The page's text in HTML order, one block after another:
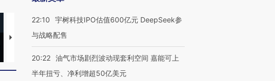
视线｜HYROX的吸金
术：是什么让中产们甘
心“花钱找虐”？
粒摇头丸 尿检体内含3种
毒品
度Z世代 用街头抗争将教
育部长拱下台
22:10
宇树科技IPO估值600亿元 DeepSeek参
与战略配售
20:22 油气市场剧烈波动现套利空间 嘉能可上
半年扭亏、净利增超50亿美元